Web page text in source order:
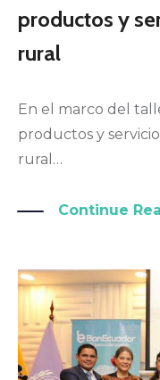
productos y
rural
En el marco del
productos y
rural…
Continue